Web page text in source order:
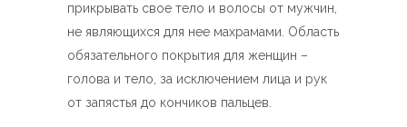
прикрывать свое тело и волосы от мужчин,
не являющихся для нее махрамами. Область
обязательного покрытия для женщин –
голова и тело, за исключением лица и рук
от запястья до кончиков пальцев.